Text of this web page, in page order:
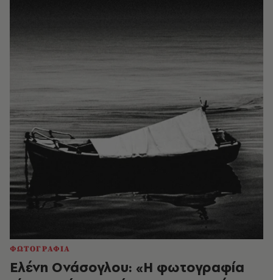
ΦΩΤΟΓΡΑΦΙΑ
Ελένη Ονάσογλου: «Η φωτογραφία